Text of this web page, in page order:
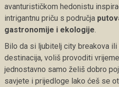
avanturističkom hedonistu
intrigantnu priču s područja
gastronomije i ekologije.
Bilo da si ljubitelj city breakova
destinacija, voliš provoditi
jednostavno samo želiš dobro
savjete i prijedloge lako ćeš se